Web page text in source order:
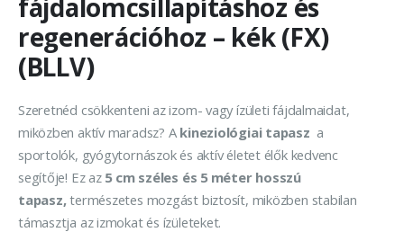
fájdalomcsillapításhoz és
regenerációhoz – kék (FX)
(BLLV)
Szeretnéd csökkenteni az izom- vagy ízületi fájdalmaidat,
miközben aktív maradsz? A kineziológiai tapasz a
sportolók, gyógytornászok és aktív életet élők kedvenc
segítője! Ez az 5 cm széles és 5 méter hosszú
tapasz,természetes mozgást biztosít, miközben stabilan
támasztja az izmokat és ízületeket.